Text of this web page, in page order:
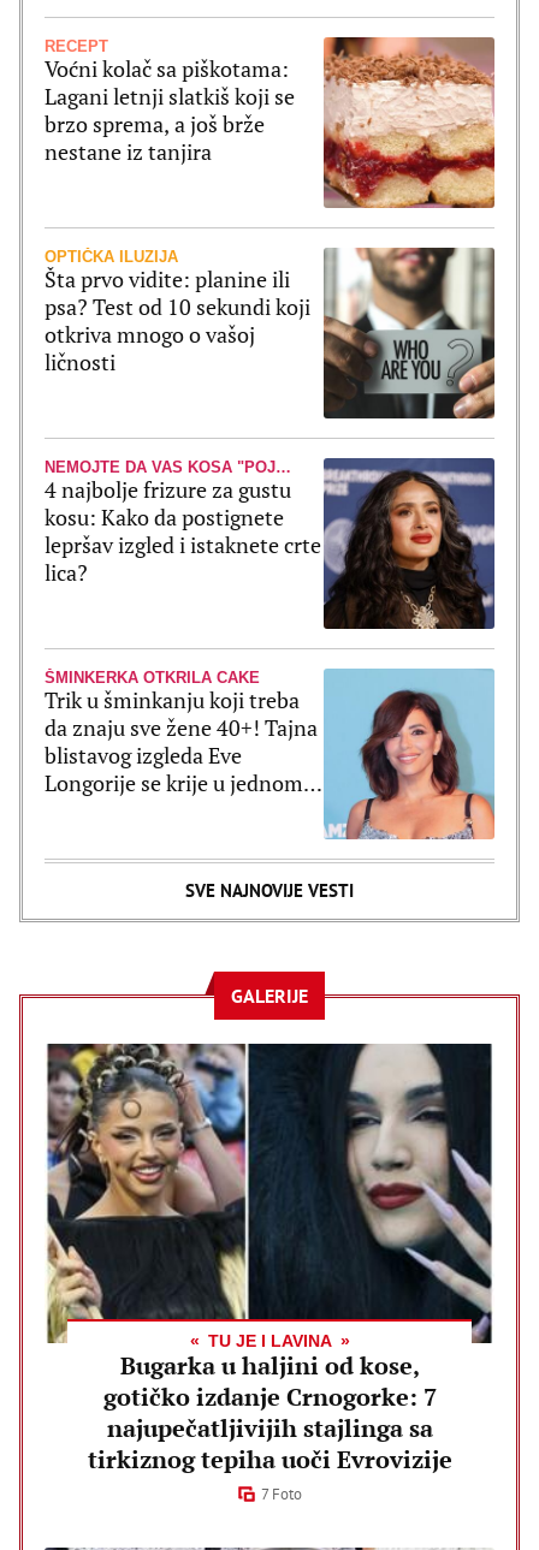
RECEPT
Voćni kolač sa piškotama:
Lagani letnji slatkiš koji se
brzo sprema, a još brže
nestane iz tanjira
OPTIČKA ILUZIJA
Šta prvo vidite: planine ili
psa? Test od 10 sekundi koji
otkriva mnogo o vašoj
ličnosti
NEMOJTE DA VAS KOSA "POJEDE"
4 najbolje frizure za gustu
kosu: Kako da postignete
lepršav izgled i istaknete crte
lica?
ŠMINKERKA OTKRILA CAKE
Trik u šminkanju koji treba
da znaju sve žene 40+! Tajna
blistavog izgleda Eve
Longorije se krije u jednom
SVE NAJNOVIJE VESTI
GALERIJE
TU JE I LAVINA
Bugarka u haljini od kose,
gotičko izdanje Crnogorke: 7
najupečatljivijih stajlinga sa
tirkiznog tepiha uoči Evrovizije
7 Foto